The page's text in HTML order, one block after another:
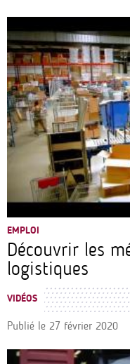
EMPLOI
Découvrir les
logistiques
VIDÉOS
Publié le 27 février 2020